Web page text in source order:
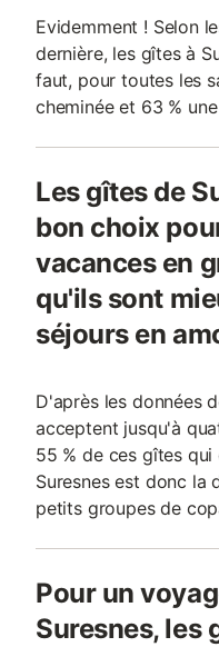
Evidemment ! Selon
dernière, les gîtes à
faut, pour toutes les
cheminée et 63 %
Les gîtes de
bon choix
vacances en
qu'ils sont
séjours en
D'après les données
acceptent jusqu'à
55 % de ces gîtes
Suresnes est donc la
petits groupes de
Pour un
Suresnes, les